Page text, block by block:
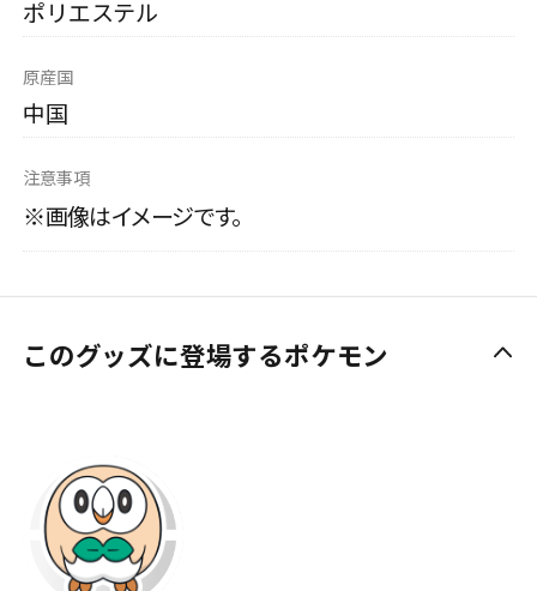
ポリエステル
原産国
中国
注意事項
※画像はイメージです。
このグッズに登場するポケモン